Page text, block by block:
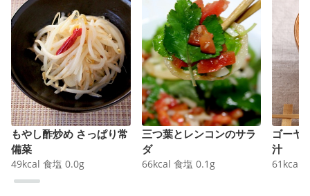
もやし酢炒め さっぱり常
備菜
49kcal 食塩 0.0g
三つ葉とレンコンのサラ
ダ
66kcal 食塩 0.1 g
ゴーヤ
汁
61 kcal